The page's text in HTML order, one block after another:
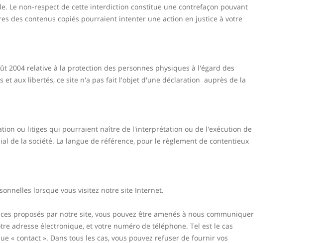
Le non-respect de cette interdiction constitue une contrefaçon pouvant
des contenus copiés pourraient intenter une action en justice à votre
2004 relative à la protection des personnes physiques à l'égard des
aux libertés, ce site n'a pas fait l'objet d'une déclaration auprès de la
ou litiges qui pourraient naître de l'interprétation ou de l'exécution de
de la société. La langue de référence, pour le règlement de contentieux
lorsque vous visitez notre site Internet.
proposés par notre site, vous pouvez être amenés à nous communiquer
adresse électronique, et votre numéro de téléphone. Tel est le cas
« contact ». Dans tous les cas, vous pouvez refuser de fournir vos